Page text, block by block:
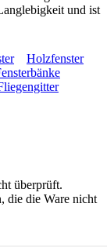
und ist
Holzfenster
überprüft.
die die Ware nicht